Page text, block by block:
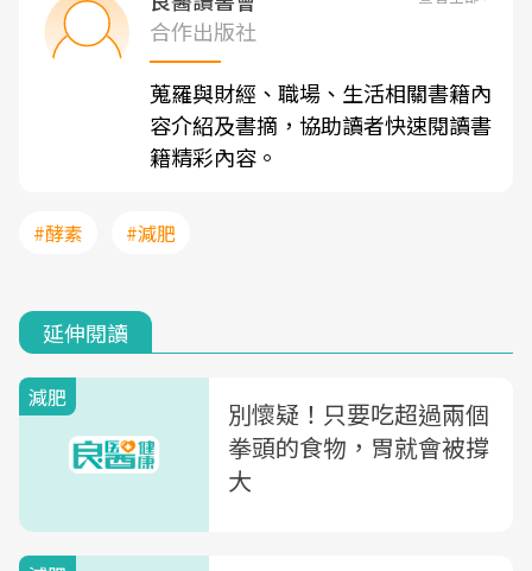
合作出版社
蒐羅與財經、職場、生活相關書籍內
容介紹及書摘，協助讀者快速閱讀書
籍精彩內容。
#酵素 #減肥
延伸閱讀
減肥
別懷疑！只要吃超過兩個
拳頭的食物，胃就會被撐
大